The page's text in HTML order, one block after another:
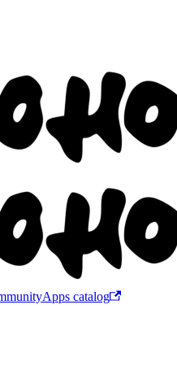
Apps catalog